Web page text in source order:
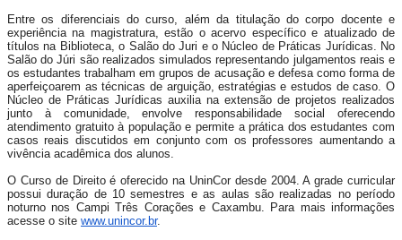
Entre os diferenciais do curso, além da titulação do corpo docente e
experiência na magistratura, estão o acervo específico e atualizado de
títulos na Biblioteca, o Salão do Juri e o Núcleo de Práticas Jurídicas. No
Salão do Júri são realizados simulados representando julgamentos reais e
os estudantes trabalham em grupos de acusação e defesa como forma de
aperfeiçoarem as técnicas de arguição, estratégias e estudos de caso. O
Núcleo de Práticas Jurídicas auxilia na extensão de projetos realizados
junto à comunidade, envolve responsabilidade social oferecendo
atendimento gratuito à população e permite a prática dos estudantes com
casos reais discutidos em conjunto com os professores aumentando a
vivência acadêmica dos alunos.
O Curso de Direito é oferecido na UninCor desde 2004. A grade curricular
possui duração de 10 semestres e as aulas são realizadas no período
noturno nos Campi Três Corações e Caxambu. Para mais informações
acesse o site www.unincor.br.